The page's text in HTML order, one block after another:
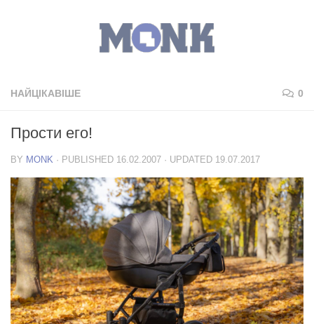
НАЙЦІКАВІШЕ 0
Прости его!
BY MONK · PUBLISHED 16.02.2007 · UPDATED 19.07.2017